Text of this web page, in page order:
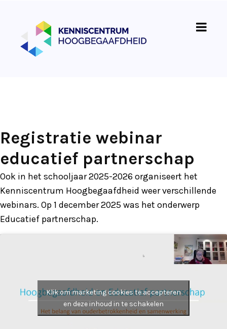
Registratie webinar
educatief partnerschap
Ook in het schooljaar 2025-2026 organiseert het
Kenniscentrum Hoogbegaafdheid weer verschillende
webinars. Op 1 december 2025 was het onderwerp
Educatief partnerschap.
Klik om marketing cookies te accepteren
en deze inhoud in te schakelen